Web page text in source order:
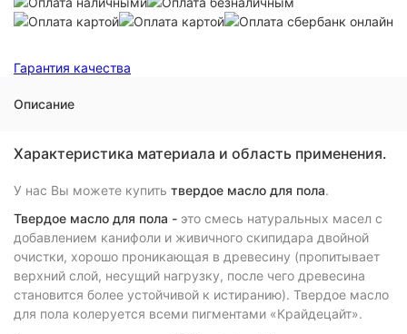
Гарантия качества
Описание
Характеристика материала и область применения.
У нас Вы можете купить твердое масло для пола.
Твердое масло для пола - это смесь натуральных масел с
добавлением канифоли и живичного скипидара двойной
очистки, хорошо проникающая в древесину (пропитывает
верхний слой, несущий нагрузку, после чего древесина
становится более устойчивой к истиранию). Твердое масло
для пола колеруется всеми пигментами «Крайдецайт».